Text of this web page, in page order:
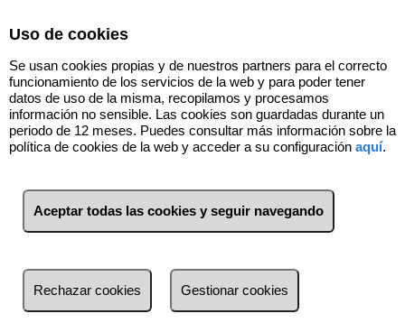
Volver
Uso de cookies
Se usan cookies propias y de nuestros partners para el correcto
funcionamiento de los servicios de la web y para poder tener
datos de uso de la misma, recopilamos y procesamos
información no sensible. Las cookies son guardadas durante un
periodo de 12 meses. Puedes consultar más información sobre la
política de cookies de la web y acceder a su configuración aquí.
Aceptar todas las cookies y seguir navegando
Rechazar cookies Gestionar cookies